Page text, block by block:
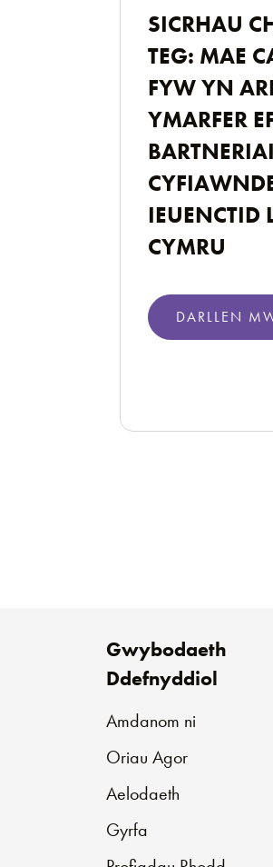
SICRHAU
TEG: MAE
FYW YN
YMARFER
IEUENCTID
CYMRU
DARLLEN
Gwybodaeth
Ddefnyddiol
Amdanom ni
Oriau Agor
Aelodaeth
Gyrfa